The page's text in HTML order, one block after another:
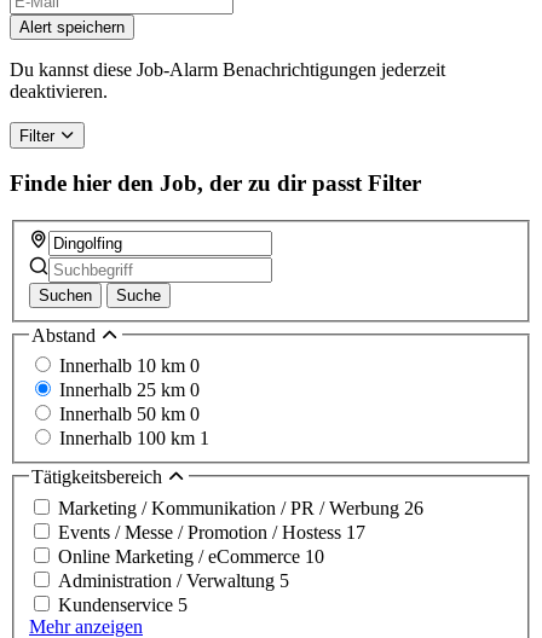
Alert speichern
Du kannst diese Job-Alarm Benachrichtigungen jederzeit
deaktivieren.
Filter
Finde hier den Job, der zu dir passt Filter
Suchen Suche
Abstand
Innerhalb 10 km 0
Innerhalb 25 km 0
Innerhalb 50 km 0
Innerhalb 100 km 1
Tätigkeitsbereich
Marketing / Kommunikation / PR / Werbung 26
Events / Messe / Promotion / Hostess 17
Online Marketing / eCommerce 10
Administration / Verwaltung 5
Kundenservice 5
Mehr anzeigen